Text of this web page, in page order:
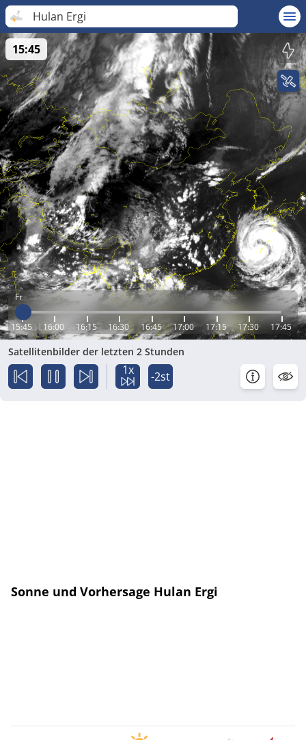
Hulan Ergi
Fr
15:45 16:00 16:15 16:30 16:45 17:00 17:15 17:30 17:45
15:45
Satellitenbilder der letzten 2 Stunden
1x -2st
Sonne und Vorhersage Hulan Ergi